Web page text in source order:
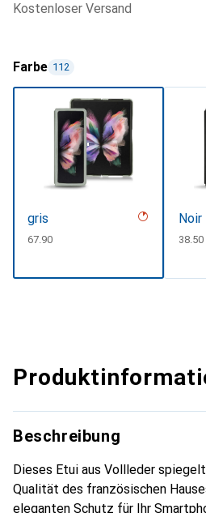
kostenloser Versand
Farbe 112
gris
CHF
67.90
Noir
CHF
38.50
Beschreibung
Dieses Etui aus Vollleder
Qualität des französischen
eleganten Schutz für Ihr